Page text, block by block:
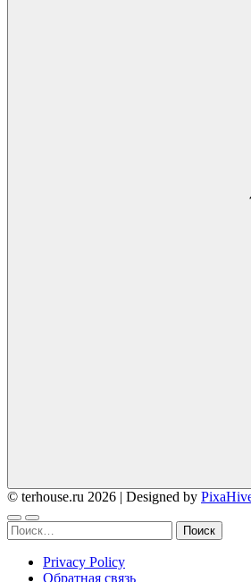
© terhouse.ru 2026 | Designed by
Найти:
Privacy Policy
Обратная связь